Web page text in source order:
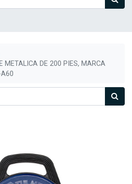
METALICA DE 200 PIES, MARCA
A60